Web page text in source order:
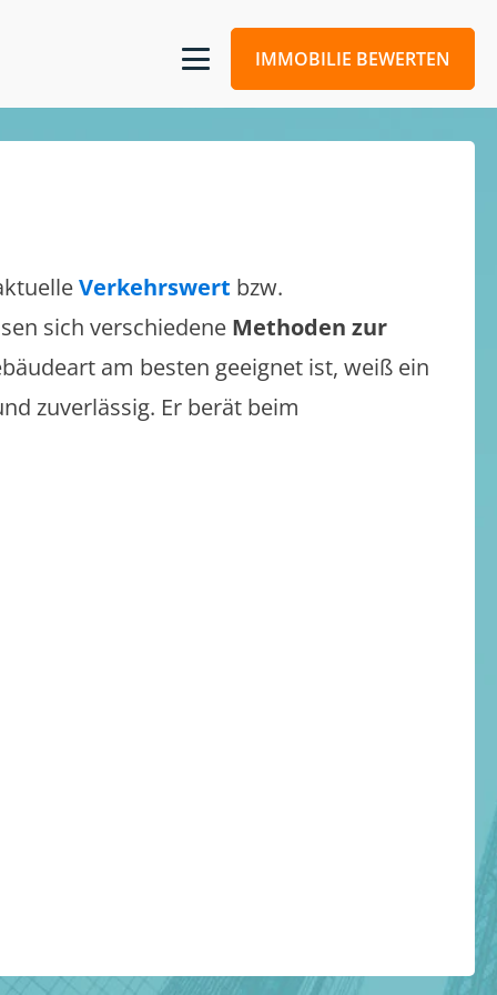
IMMOBILIE BEWERTEN
Verkehrswert bzw.
sich verschiedene Methoden zur
am besten geeignet ist, weiß ein
zuverlässig. Er berät beim